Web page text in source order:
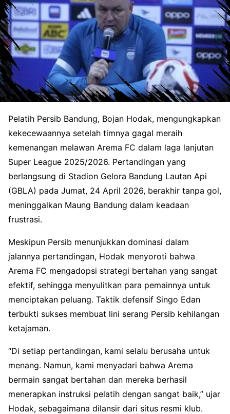
Pelatih Persib Bandung, Bojan Hodak, mengungkapkan
kekecewaannya setelah timnya gagal meraih
kemenangan melawan Arema FC dalam laga lanjutan
Super League 2025/2026. Pertandingan yang
berlangsung di Stadion Gelora Bandung Lautan Api
(GBLA) pada Jumat, 24 April 2026, berakhir tanpa gol,
meninggalkan Maung Bandung dalam keadaan
frustrasi.
Meskipun Persib menunjukkan dominasi dalam
jalannya pertandingan, Hodak menyoroti bahwa
Arema FC mengadopsi strategi bertahan yang sangat
efektif, sehingga menyulitkan para pemainnya untuk
menciptakan peluang. Taktik defensif Singo Edan
terbukti sukses membuat lini serang Persib kehilangan
ketajaman.
“Di setiap pertandingan, kami selalu berusaha untuk
menang. Namun, kami menyadari bahwa Arema
bermain sangat bertahan dan mereka berhasil
menerapkan instruksi pelatih dengan sangat baik,” ujar
Hodak, sebagaimana dilansir dari situs resmi klub.